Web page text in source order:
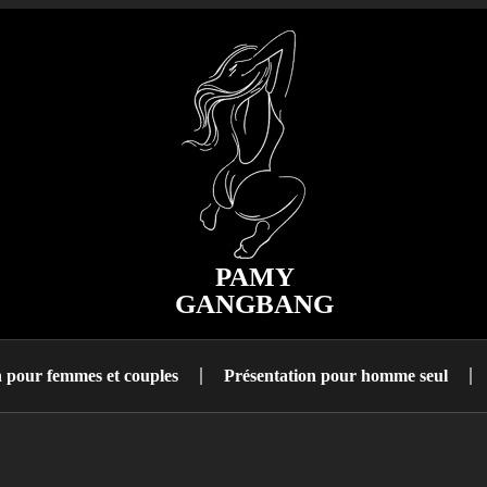
PAMY
GANGBANG
pour femmes et couples Présentation pour homme seul